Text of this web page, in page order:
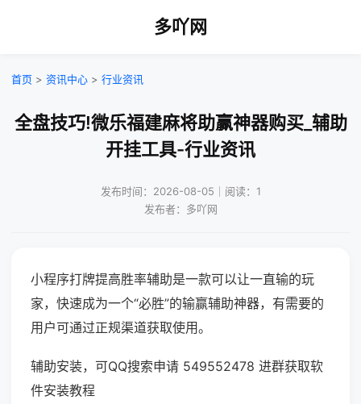
多吖网
首页 > 资讯中心 > 行业资讯
全盘技巧!微乐福建麻将助赢神器购买_辅助
开挂工具-行业资讯
发布时间：2026-08-05｜阅读：1
发布者：多吖网
小程序打牌提高胜率辅助是一款可以让一直输的玩
家，快速成为一个“必胜”的输赢辅助神器，有需要的
用户可通过正规渠道获取使用。
辅助安装，可QQ搜索申请 549552478 进群获取软
件安装教程